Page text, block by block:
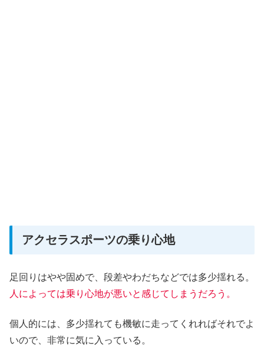
アクセラスポーツの乗り心地
足回りはやや固めで、段差やわだちなどでは多少揺れる。
人によっては乗り心地が悪いと感じてしまうだろう。
個人的には、多少揺れても機敏に走ってくれればそれでよ
いので、非常に気に入っている。